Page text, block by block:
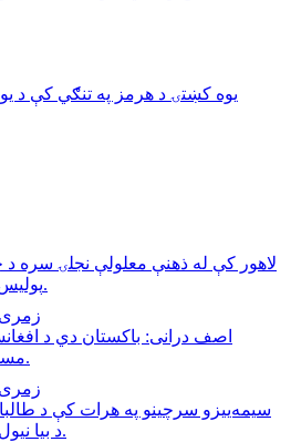
یوه کښتۍ د هرمز په تنګي کې د
پوليس له دندو ځنډول شوي.
۱۵ زمری ۱۴۰۵، ۰۴:۰۰
اصف درانى: باكستان دي د
مسؤليت پر غاره نه اخلي.
۱۵ زمری ۱۴۰۵، ۰۲:۲۰
سیمه‌ییزو سرچینو په هرات کې د
د بیا نیول کېدو خبر ورکړی دی.